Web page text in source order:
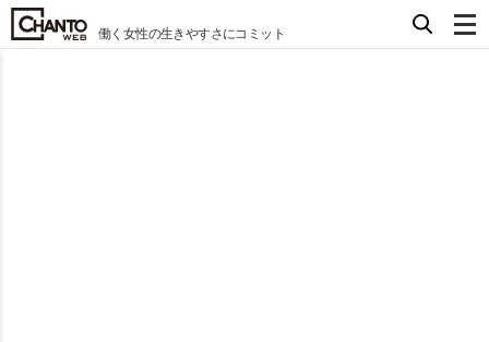
働く女性の生きやすさにコミット